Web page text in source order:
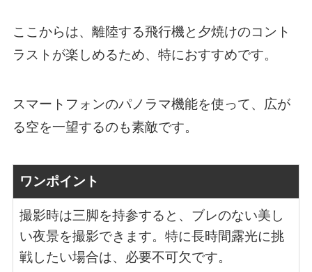
ここからは、離陸する飛行機と夕焼けのコント
ラストが楽しめるため、特におすすめです。
スマートフォンのパノラマ機能を使って、広が
る空を一望するのも素敵です。
ワンポイント
撮影時は三脚を持参すると、ブレのない美し
い夜景を撮影できます。特に長時間露光に挑
戦したい場合は、必要不可欠です。